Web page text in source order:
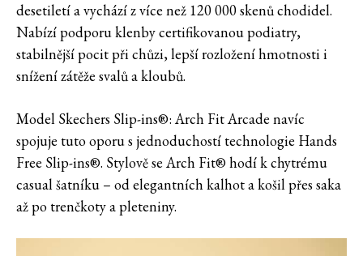
desetiletí a vychází z více než 120 000 skenů chodidel.
Nabízí podporu klenby certifikovanou podiatry,
stabilnější pocit při chůzi, lepší rozložení hmotnosti i
snížení zátěže svalů a kloubů.
Model Skechers Slip-ins®: Arch Fit Arcade navíc
spojuje tuto oporu s jednoduchostí technologie Hands
Free Slip-ins®. Stylově se Arch Fit® hodí k chytrému
casual šatníku – od elegantních kalhot a košil přes saka
až po trenčkoty a pleteniny.